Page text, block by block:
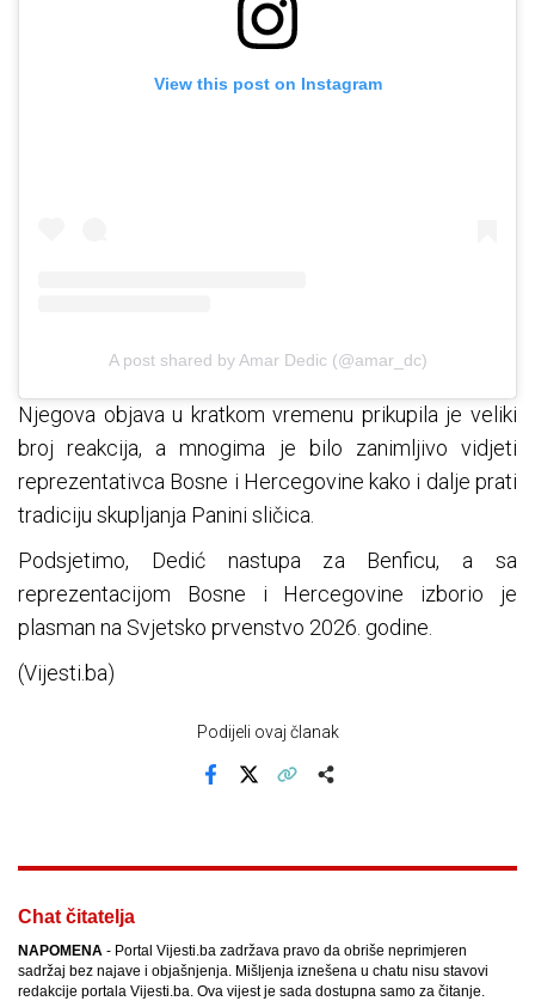
View this post on Instagram
A post shared by Amar Dedic (@amar_dc)
Njegova objava u kratkom vremenu prikupila je veliki
broj reakcija, a mnogima je bilo zanimljivo vidjeti
reprezentativca Bosne i Hercegovine kako i dalje prati
tradiciju skupljanja Panini sličica.
Podsjetimo, Dedić nastupa za Benficu, a sa
reprezentacijom Bosne i Hercegovine izborio je
plasman na Svjetsko prvenstvo 2026. godine.
(Vijesti.ba)
Podijeli ovaj članak
Chat čitatelja
NAPOMENA - Portal Vijesti.ba zadržava pravo da obriše neprimjeren
sadržaj bez najave i objašnjenja. Mišljenja iznešena u chatu nisu stavovi
redakcije portala Vijesti.ba. Ova vijest je sada dostupna samo za čitanje.